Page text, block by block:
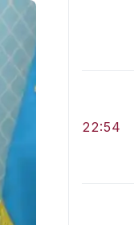
22:54